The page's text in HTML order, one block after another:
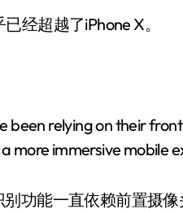
经超越了iPhone X。
been relying on their
more immersive mobile
功能一直依赖前置摄像